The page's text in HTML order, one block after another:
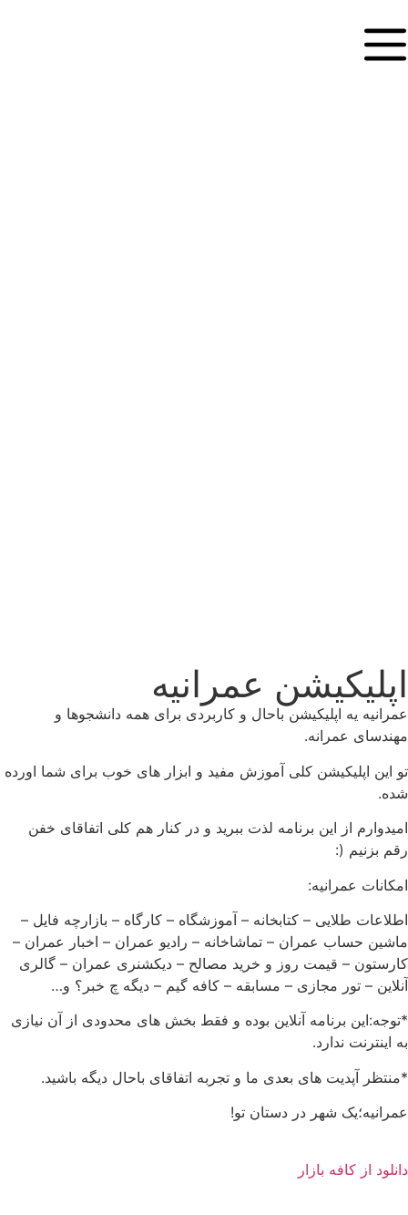
عمرانیه
یه اپلیکیشن باحال و کاربردی برای همه دانشجوها و
عمرانه.
این اپلیکیشن کلی آموزش مفید و ابزار های خوب برای شما اورده
از این برنامه لذت ببرید و در کنار هم کلی اتفاقای خفن
بزنیم (:
عمرانیه:
طلایی – کتابخانه – آموزشگاه – کارگاه – بازارچه فایل –
حساب عمران – تماشاخانه – رادیو عمران – اخبار عمران –
– قیمت روز و خرید مصالح – دیکشنری عمران – گالری
– تور مجازی – مسابقه – کافه گیم – دیگه چ خبر؟ و…
برنامه آنلاین بوده و فقط بخش های محدودی از آن نیازی
ندارد.
آپدیت های بعدی ما و تجربه اتفاقای باحال دیگه باشید.
شهر در دستان تو!
از کافه بازار